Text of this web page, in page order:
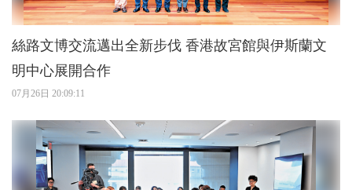
絲路文博交流邁出全新步伐 香港故宮館與伊斯蘭文
明中心展開合作
07月26日 20:09:11